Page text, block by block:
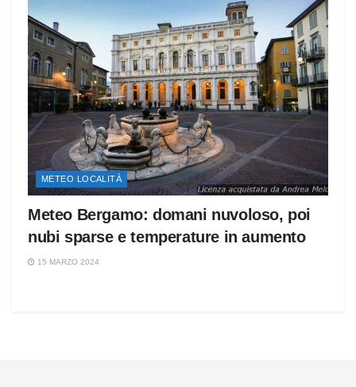
METEO LOCALITÀ
Meteo Bergamo: domani nuvoloso, poi
nubi sparse e temperature in aumento
15 MARZO 2024